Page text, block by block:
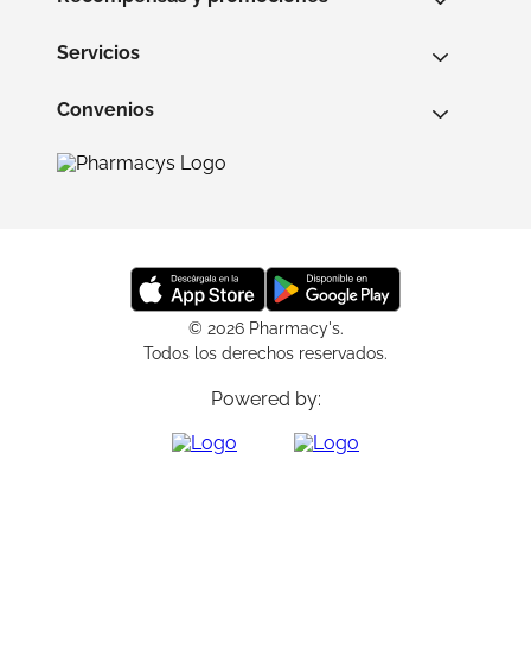
Servicios
Convenios
© 2026 Pharmacy's.
Todos los derechos reservados.
Powered by: